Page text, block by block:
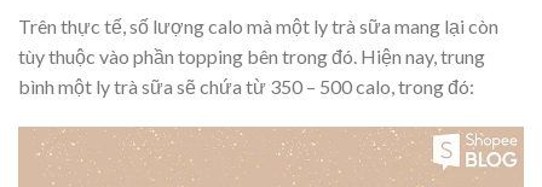
Trên thực tế, số lượng calo mà một ly trà sữa mang lại còn
tùy thuộc vào phần topping bên trong đó. Hiện nay, trung
bình một ly trà sữa sẽ chứa từ 350 – 500 calo, trong đó: